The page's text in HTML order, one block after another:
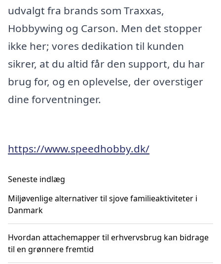
udvalgt fra brands som Traxxas,
Hobbywing og Carson. Men det stopper
ikke her; vores dedikation til kunden
sikrer, at du altid får den support, du har
brug for, og en oplevelse, der overstiger
dine forventninger.
https://www.speedhobby.dk/
Seneste indlæg
Miljøvenlige alternativer til sjove familieaktiviteter i
Danmark
Hvordan attachemapper til erhvervsbrug kan bidrage
til en grønnere fremtid